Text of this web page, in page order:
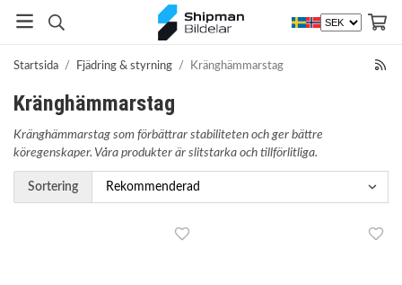
Startsida / Fjädring & styrning / Kränghämmarstag
Kränghämmarstag
Kränghämmarstag som förbättrar stabiliteten och ger bättre
köregenskaper. Våra produkter är slitstarka och tillförlitliga.
Sortering